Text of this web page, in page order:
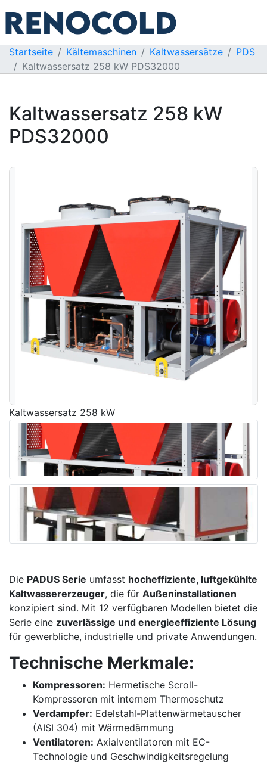
Startseite Kältemaschinen Kaltwassersätze
PDS
Kaltwassersatz 258 kW PDS32000
Kaltwassersatz 258 kW
PDS32000
Kaltwassersatz 258 kW
Die PADUS Serie umfasst hocheffiziente, luftgekühlte
Kaltwassererzeuger, die für Außeninstallationen
konzipiert sind. Mit 12 verfügbaren Modellen bietet die
Serie eine zuverlässige und energieeffiziente Lösung
für gewerbliche, industrielle und private Anwendungen.
Technische Merkmale:
Kompressoren: Hermetische Scroll-
Kompressoren mit internem Thermoschutz
Verdampfer: Edelstahl-Plattenwärmetauscher
(AISI 304) mit Wärmedämmung
Ventilatoren: Axialventilatoren mit EC-
Technologie und Geschwindigkeitsregelung